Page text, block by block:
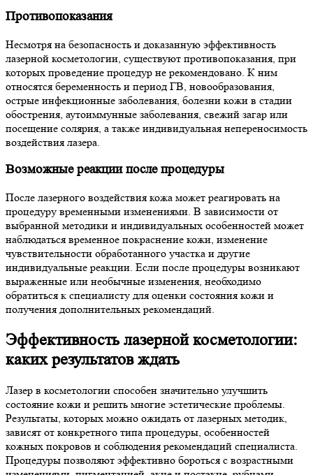
Противопоказания
Несмотря на безопасность и доказанную эффективность
лазерной косметологии, существуют противопоказания, при
которых проведение процедур не рекомендовано. К ним
относятся беременность и период ГВ, новообразования,
острые инфекционные заболевания, болезни кожи в стадии
обострения, аутоиммунные заболевания, свежий загар или
посещение солярия, а также индивидуальная непереносимость
воздействия лазера.
Возможные реакции после процедуры
После лазерного воздействия кожа может реагировать на
процедуру временными изменениями. В зависимости от
выбранной методики и индивидуальных особенностей может
наблюдаться временное покраснение кожи, изменение
чувствительности обработанного участка и другие
индивидуальные реакции. Если после процедуры возникают
выраженные или необычные изменения, необходимо
обратиться к специалисту для оценки состояния кожи и
получения дополнительных рекомендаций.
Эффективность лазерной косметологии:
каких результатов ждать
Лазер в косметологии способен значительно улучшить
состояние кожи и решить многие эстетические проблемы.
Результаты, которых можно ожидать от лазерных методик,
зависят от конкретного типа процедуры, особенностей
кожных покровов и соблюдения рекомендаций специалиста.
Процедуры позволяют эффективно бороться с возрастными